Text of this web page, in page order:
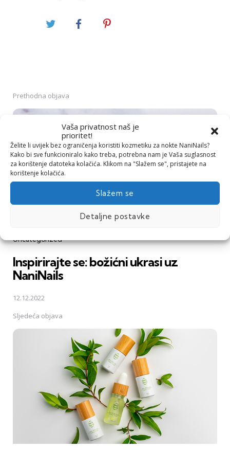
Vaša privatnost naš je
prioritet!
Želite li uvijek bez ograničenja koristiti kozmetiku za nokte NaniNails?
Kako bi sve funkcioniralo kako treba, potrebna nam je Vaša suglasnost
za korištenje datoteka kolačića. Klikom na "Slažem se", pristajete na
korištenje kolačića.
Slažem se
Detaljne postavke
Post
navigation
Prethodna objava
Uncategorized
Inspirirajte se: božićni ukrasi uz
NaniNails
12.12.2022
Sljedeća objava